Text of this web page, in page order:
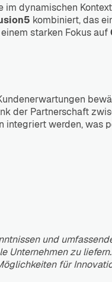
im dynamischen
kombiniert, das
starken Fokus auf
der Partnerschaft
werden, was
und
Unternehmen zu
für